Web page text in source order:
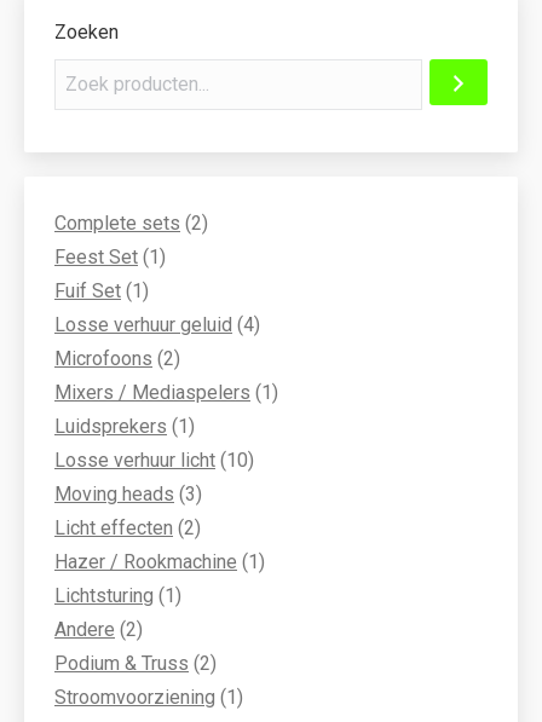
Zoeken
Complete sets 22
Feest Set 1 1
Fuif Set 1 1
product
Losse verhuur geluid 44
Microfoons 22
producten
Mixers / Mediaspelers 1 1
Luidsprekers 1 1
product
Losse verhuur licht 1010
Moving heads 33
producten
Licht effecten 22
producten
Hazer / Rookmachine 1 1
Lichtsturing 1 1
Andere 22
producten
Podium & Truss 22
producten
Stroomvoorziening 1 1